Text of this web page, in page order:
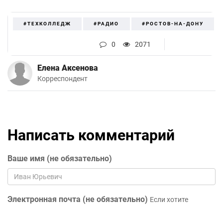
#ТЕХКОЛЛЕДЖ #РАДИО #РОСТОВ-НА-ДОНУ
0 2071
Елена Аксенова
Корреспондент
Написать комментарий
Ваше имя (не обязательно)
Электронная почта (не обязательно) Если хотите